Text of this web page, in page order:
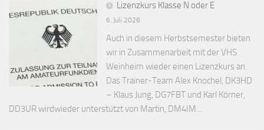
Lizenzkurs Klasse N oder E
6. Juli 2026
Auch in diesem Herbstsemester bieten
wir in Zusammenarbeit mit der VHS
Weinheim wieder einen Lizenzkurs an.
Das Trainer-Team Alex Knochel, DK3HD
– Klaus Jung, DG7FBT und Karl Körner,
DD3UR wirdwieder unterstützt von Martin, DM4IM...